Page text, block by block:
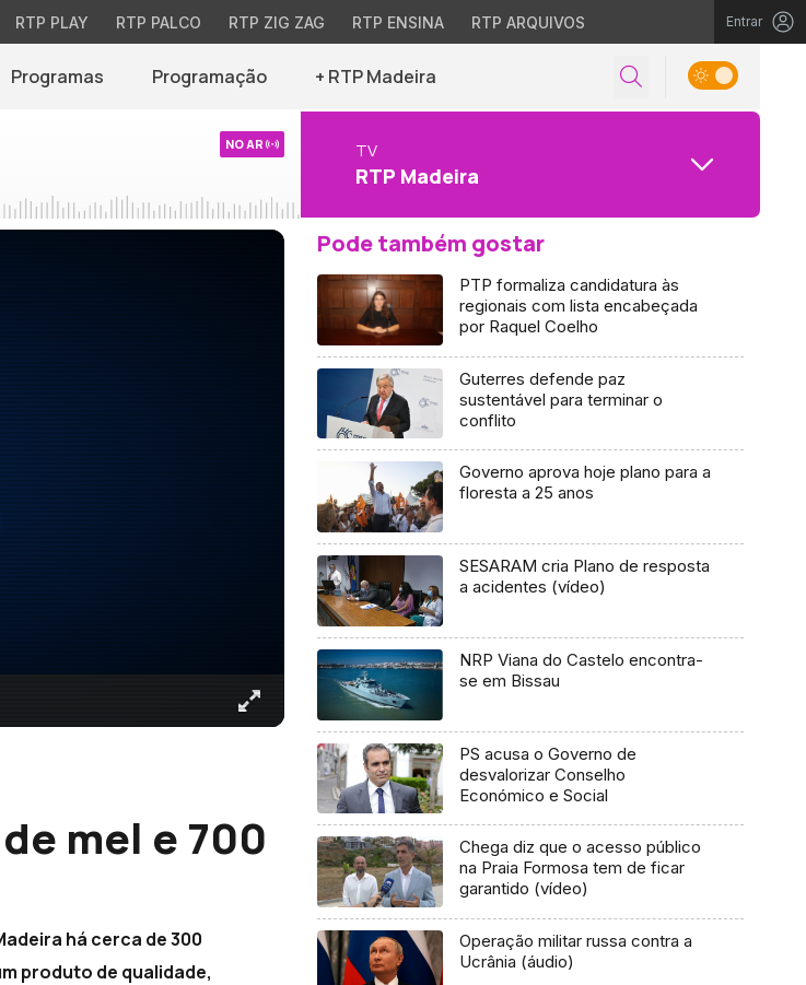
RTP PLAY RTP PALCO RTP ZIG ZAG RTP ENSINA RTP ARQUIVOS Entrar
Programas Programação + RTP Madeira
NO AR TV
RTP Madeira
mel e 700
há cerca de 300
produto de qualidade,
Pode também gostar
PTP formaliza candidatura às
regionais com lista encabeçada
por Raquel Coelho
Guterres defende paz
sustentável para terminar o
conflito
Governo aprova hoje plano para a
floresta a 25 anos
SESARAM cria Plano de resposta
a acidentes (vídeo)
NRP Viana do Castelo encontra-
se em Bissau
PS acusa o Governo de
desvalorizar Conselho
Económico e Social
Chega diz que o acesso público
na Praia Formosa tem de ficar
garantido (vídeo)
Operação militar russa contra a
Ucrânia (áudio)